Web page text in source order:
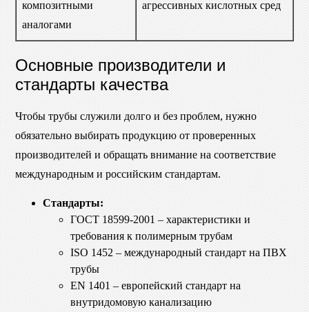
композитными
аналогами
агрессивных кислотных сред
Основные производители и
стандарты качества
Чтобы трубы служили долго и без проблем, нужно
обязательно выбирать продукцию от проверенных
производителей и обращать внимание на соответствие
международным и российским стандартам.
Стандарты:
ГОСТ 18599-2001 – характеристики и
требования к полимерным трубам
ISO 1452 – международный стандарт на ПВХ
трубы
EN 1401 – европейский стандарт на
внутридомовую канализацию